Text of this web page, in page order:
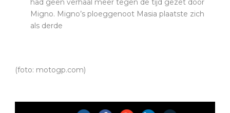
had geen verhaal meer tegen de tijd gezet door
Migno. Migno’s ploeggenoot Masia plaatste zich
als derde
(foto: motogp.com)